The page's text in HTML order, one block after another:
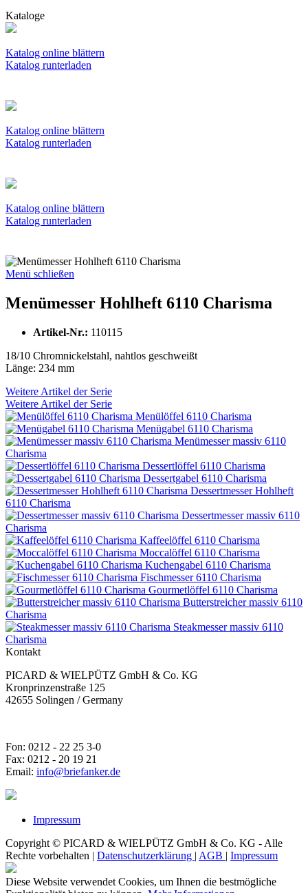
Kataloge
Katalog online blättern
Katalog runterladen
Katalog online blättern
Katalog runterladen
Katalog online blättern
Katalog runterladen
Menü schließen
Menümesser Hohlheft 6110 Charisma
Artikel-Nr.: 110115
18/10 Chromnickelstahl, nahtlos geschweißt
Länge: 234 mm
Weitere Artikel der Serie
Weitere Artikel der Serie
Menülöffel 6110 Charisma
Menügabel 6110 Charisma
Menümesser massiv 6110
Charisma
Dessertlöffel 6110 Charisma
Dessertgabel 6110 Charisma
Dessertmesser Hohlheft
6110 Charisma
Dessertmesser massiv 6110
Charisma
Kaffeelöffel 6110 Charisma
Moccalöffel 6110 Charisma
Kuchengabel 6110 Charisma
Fischmesser 6110 Charisma
Gourmetlöffel 6110 Charisma
Butterstreicher massiv 6110
Charisma
Steakmesser massiv 6110
Charisma
Kontakt
PICARD & WIELPÜTZ GmbH & Co. KG
Kronprinzenstraße 125
42655 Solingen / Germany
Fon: 0212 - 22 25 3-0
Fax: 0212 - 20 19 21
Email: info@briefanker.de
Impressum
Copyright © PICARD & WIELPÜTZ GmbH & Co. KG - Alle
Rechte vorbehalten | Datenschutzerklärung | AGB | Impressum
Diese Website verwendet Cookies, um Ihnen die bestmögliche